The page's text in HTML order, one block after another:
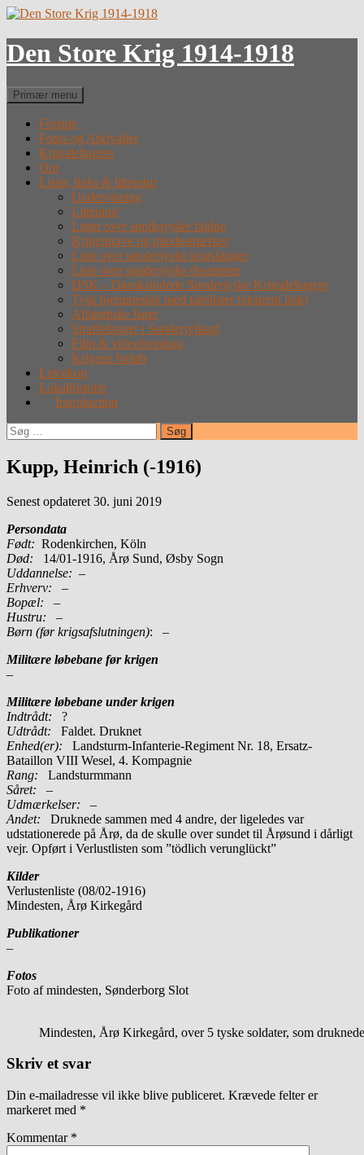
Hop
indhold
Den Store Krig 1914-1918
Søg
Primær menu
Forside
Fotos og Arkivalier
Krigsdeltagere
Om
Lister, links & litteratur
Undervisning
Litteratur
Lister over sønderjyske faldne
Krigergrave og mindesmærker
Liste over sønderjyske krigsfanger
Liste over sønderjyske desertører
DSK – Dansksindede Sønderjyske Krigsdeltagere
Tysk hjemmeside med tabslister (eksternt link)
Alfabetiske lister
Straffefanger i Sønderjylland
Film & videoforedrag
Krigens forløb
Leksikon
Lokalhistorie
Introduction
Søg
efter:
Kupp, Heinrich (-1916)
Senest opdateret 30. juni 2019
Persondata
Født: Rodenkirchen, Köln
Død: 14/01-1916, Årø Sund, Øsby Sogn
Uddannelse: –
Erhverv: –
Bopæl: –
Hustru: –
Børn (før krigsafslutningen): –
Militære løbebane før krigen
–
Militære løbebane under krigen
Indtrådt: ?
Udtrådt: Faldet. Druknet
Enhed(er):
Landsturm-Infanterie-Regiment Nr. 18, Ersatz-
Bataillon VIII Wesel, 4. Kompagnie
Rang:
Landsturmmann
Såret: –
Udmærkelser: –
Andet: Druknede sammen med 4 andre, der ligeledes var
udstationerede på Årø, da de skulle over sundet til Årøsund i dårligt
vejr. Opført i Verlustlisten som ”tödlich verunglückt”
Kilder
Verlustenliste (08/02-1916)
Mindesten, Årø Kirkegård
Publikationer
–
Fotos
Foto af mindesten, Sønderborg Slot
Mindesten, Årø Kirkegård, over 5 tyske soldater, som
Skriv et svar
Din e-mailadresse vil ikke blive publiceret. Krævede felter er
markeret med *
Kommentar *